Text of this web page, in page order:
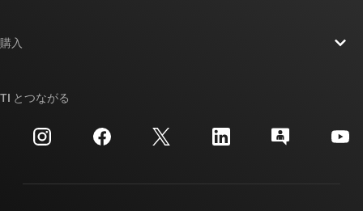
投資家向け情報
製造
クロスリファレンス検索
カスタマー・サポート・センター
購入
ご注文に関する FAQ
TI とつながる